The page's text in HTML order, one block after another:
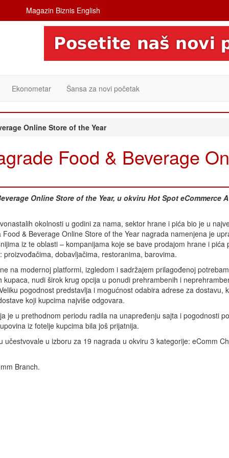
Magazin Biznis English
Ekonometar Šansa za novi početak
Online Store of the Year
Food & Beverage
Online Store of the Year, u okviru Hot Spot eCommerce
okolnosti u godini za nama, sektor hrane i pića bio je u
Food & Beverage Online Store of the Year nagrada namenjena je
iz te oblasti – kompanijama koje se bave prodajom hrane i pića
proizvođačima, dobavljačima, restoranima, barovima.
na modernoj platformi, izgledom i sadržajem prilagođenoj
kupaca, nudi širok krug opcija u ponudi prehrambenih i
pogodnost predstavlja i mogućnost odabira adrese za dostavu,
koji kupcima najviše odgovara.
je u prethodnom periodu radila na unapređenju sajta i pogodnosti
iz fotelje kupcima bila još prijatnija.
u izboru za 19 nagrada u okviru 3 kategorije: eComm
Branch.